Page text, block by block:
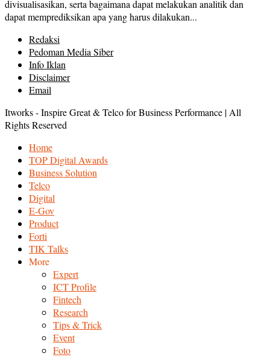
divisualisasikan, serta bagaimana dapat melakukan analitik dan
dapat memprediksikan apa yang harus dilakukan...
Redaksi
Pedoman Media Siber
Info Iklan
Disclaimer
Email
Itworks - Inspire Great & Telco for Business Performance | All
Rights Reserved
Home
TOP Digital Awards
Business Solution
Telco
Digital
E-Gov
Product
Forti
TIK Talks
More
Expert
ICT Profile
Fintech
Research
Tips & Trick
Event
Foto